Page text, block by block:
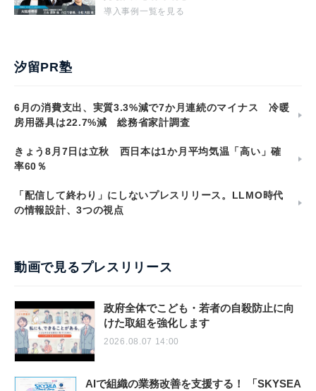
導入事例一覧を見る
汐留PR塾
6月の消費支出、実質3.3%減で7か月連続のマイナス 冷暖
房用器具は22.7%減 総務省家計調査
きょう8月7日は立秋 西日本は1か月平均気温「高い」確
率60％
「配信して終わり」にしないプレスリリース。LLMO時代
の情報設計、3つの視点
動画で見るプレスリリース
政府全体でこども・若者の自殺防止に向
けた取組を強化します
2026.08.07 14:00
AIで組織の業務改善を支援する！ 「SKYSEA